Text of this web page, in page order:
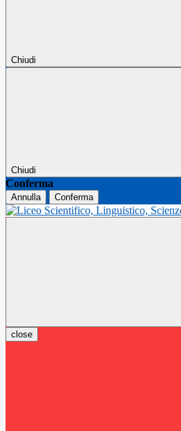
Chiudi
Chiudi
Conferma
Annulla Conferma
close